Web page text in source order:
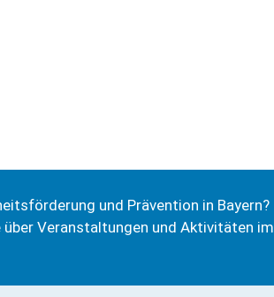
und Prävention in Bayern?
Veranstaltungen und Aktivitäten im